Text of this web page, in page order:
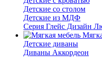
Детские со столом
Детские из МДФ
Серия Глейс Дизайн
Детские диваны
Диваны Аккордеон